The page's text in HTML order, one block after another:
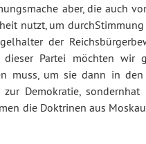
aber, die auch
nutzt, um
der
dieser Partei möchten
muss, um sie dann in
zur Demokratie,
die Doktrinen aus